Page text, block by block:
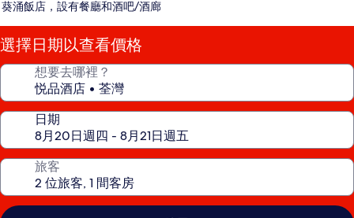
級
住
宿
葵涌飯店，設有餐廳和酒吧/酒廊
選擇日期以查看價格
想要去哪裡？
日期
旅客